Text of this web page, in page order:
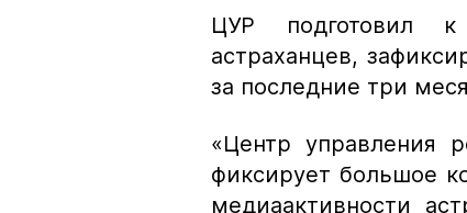
ЦУР подготовил
астраханцев,
за последние три
«Центр управления
фиксирует большое
медиаактивности